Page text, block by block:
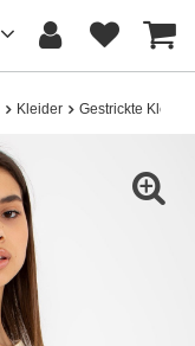
Kleider Gestrickte Kleider